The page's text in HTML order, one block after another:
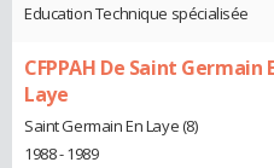
Education Technique spécialisée
CFPPAH De Saint Germain
Laye
Saint Germain En Laye (8)
1988 - 1989